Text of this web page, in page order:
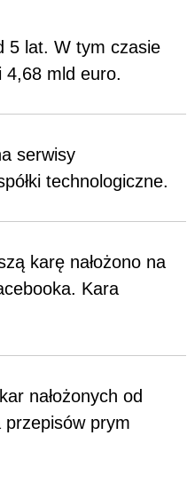
5 lat. W tym czasie
4,68 mld euro.
serwisy
technologiczne.
karę nałożono na
Kara
nałożonych od
przepisów prym